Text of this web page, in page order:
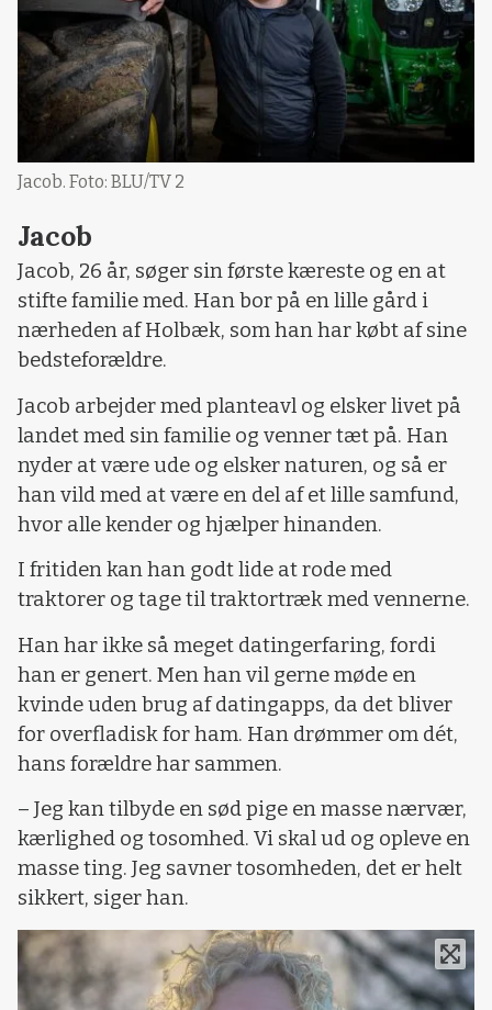
Jacob. Foto: BLU/TV 2
Jacob
Jacob, 26 år, søger sin første kæreste og en at
stifte familie med. Han bor på en lille gård i
nærheden af Holbæk, som han har købt af sine
bedsteforældre.
Jacob arbejder med planteavl og elsker livet på
landet med sin familie og venner tæt på. Han
nyder at være ude og elsker naturen, og så er
han vild med at være en del af et lille samfund,
hvor alle kender og hjælper hinanden.
I fritiden kan han godt lide at rode med
traktorer og tage til traktortræk med vennerne.
Han har ikke så meget datingerfaring, fordi
han er genert. Men han vil gerne møde en
kvinde uden brug af datingapps, da det bliver
for overfladisk for ham. Han drømmer om dét,
hans forældre har sammen.
– Jeg kan tilbyde en sød pige en masse nærvær,
kærlighed og tosomhed. Vi skal ud og opleve en
masse ting. Jeg savner tosomheden, det er helt
sikkert, siger han.